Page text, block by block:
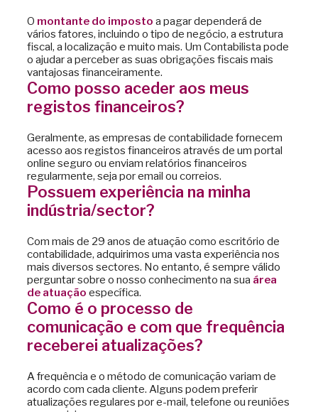
O montante do imposto a pagar dependerá de
vários fatores, incluindo o tipo de negócio, a estrutura
fiscal, a localização e muito mais. Um Contabilista pode
o ajudar a perceber as suas obrigações fiscais mais
vantajosas financeiramente.
Como posso aceder aos meus
registos financeiros?
Geralmente, as empresas de contabilidade fornecem
acesso aos registos financeiros através de um portal
online seguro ou enviam relatórios financeiros
regularmente, seja por email ou correios.
Possuem experiência na minha
indústria/sector?
Com mais de 29 anos de atuação como escritório de
contabilidade, adquirimos uma vasta experiência nos
mais diversos sectores. No entanto, é sempre válido
perguntar sobre o nosso conhecimento na sua área
de atuação específica.
Como é o processo de
comunicação e com que frequência
receberei atualizações?
A frequência e o método de comunicação variam de
acordo com cada cliente. Alguns podem preferir
atualizações regulares por e-mail, telefone ou reuniões